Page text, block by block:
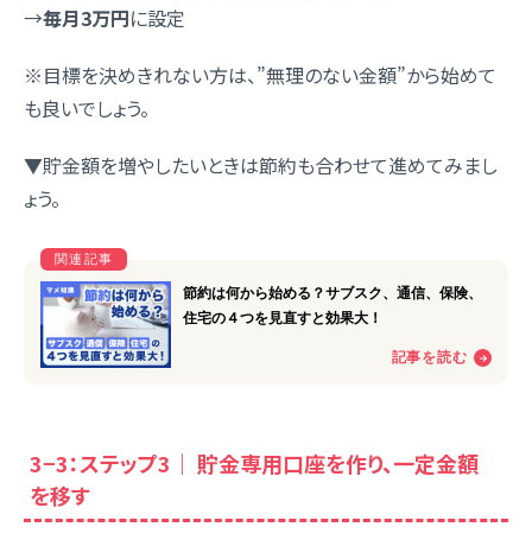
→毎月3万円に設定
※目標を決めきれない方は、”無理のない金額”から始めて
も良いでしょう。
▼貯金額を増やしたいときは節約も合わせて進めてみまし
ょう。
3−3：ステップ3｜ 貯金専用口座を作り、一定金額
を移す